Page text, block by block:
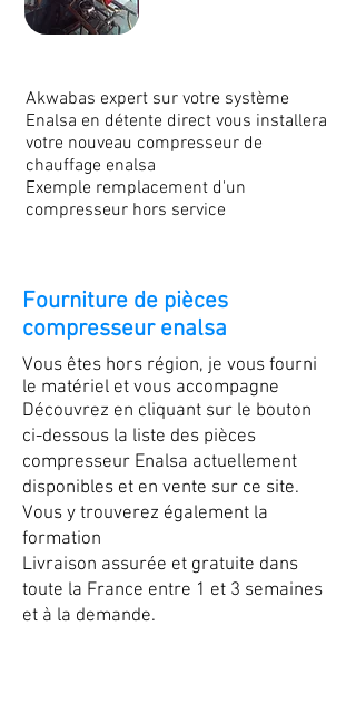
Akwabas expert sur votre système
Enalsa en détente direct vous installera
votre nouveau compresseur de
chauffage enalsa
Exemple remplacement d'un
compresseur hors service
Fourniture de pièces
compresseur enalsa
Vous êtes hors région, je vous fourni
le matériel et vous accompagne
Découvrez en cliquant sur le bouton
ci-dessous la liste des pièces
compresseur Enalsa actuellement
disponibles et en vente sur ce site.
Vous y trouverez également la
formation
Livraison assurée et gratuite dans
toute la France entre 1 et 3 semaines
et à la demande.